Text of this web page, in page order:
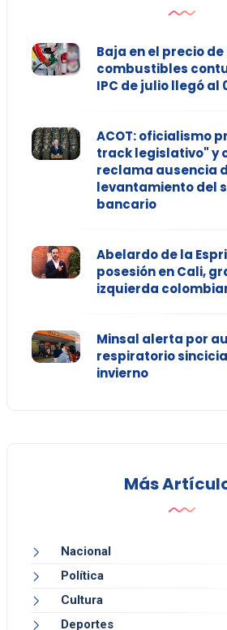
Baja en el precio de
combustibles
IPC de julio llegó al
ACOT: oficialismo
track legislativo" y
reclama ausencia
levantamiento del
bancario
Abelardo de la
posesión en Cali,
izquierda
Minsal alerta por
respiratorio
invierno
Más
Nacional
Política
Cultura
Deportes